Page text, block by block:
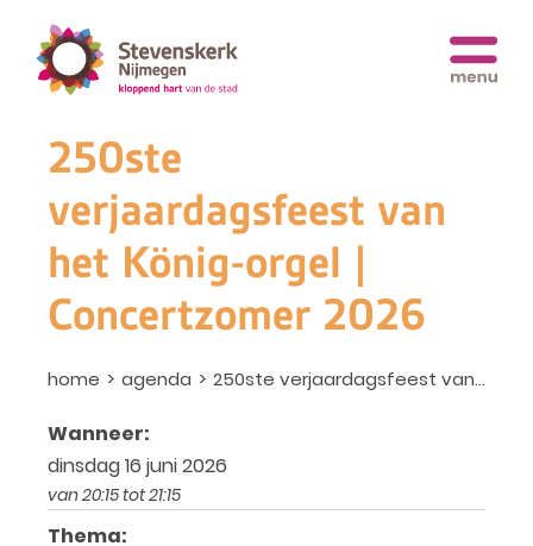
250ste
verjaardagsfeest van
het König-orgel |
Concertzomer 2026
home agenda 250ste verjaardagsfeest van het könig-orgel | concertzomer 2026
Wanneer:
dinsdag 16 juni 2026
van 20:15 tot 21:15
Thema: